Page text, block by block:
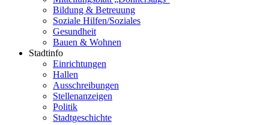
Bildung & Betreuung
Soziale Hilfen/Soziales
Gesundheit
Bauen & Wohnen
Stadtinfo
Einrichtungen
Hallen
Ausschreibungen
Stellenanzeigen
Politik
Stadtgeschichte